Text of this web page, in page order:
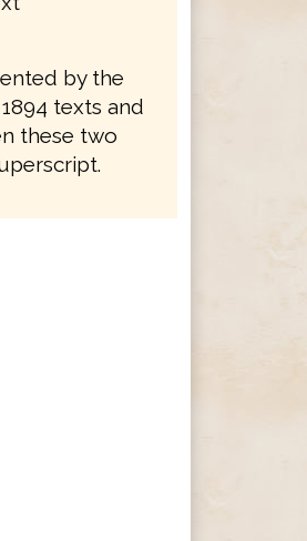
by the
texts and
these two